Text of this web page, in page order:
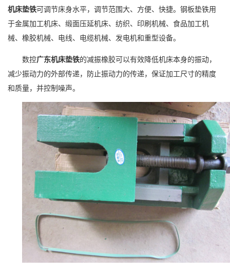
机床垫铁可调节床身水平，调节范围大、方便、快捷。钢板垫铁用
于金属加工机床、缎面压延机床、纺织、印刷机械、食品加工机
械、橡胶机械、电线、电缆机械、发电机和重型设备。
数控广东机床垫铁的减振橡胶可以有效降低机床本身的振动，
减少振动力的外部传递，防止振动力的传递，保证加工尺寸的精度
和质量，并控制噪声。